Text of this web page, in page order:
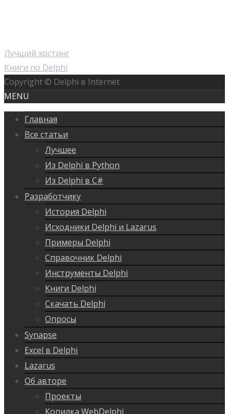
Лучший хостинг
Книги по Delphi
Copyright © Delphi в Internet
MENU
Главная
Все статьи
Лучшее
Из Delphi в Python
Из Delphi в C#
Разработчику
История Delphi
Исходники Delphi и Lazarus
Примеры Delphi
Справочник Delphi
Инструменты Delphi
Книги Delphi
Скачать Delphi
Опросы
Synapse
Excel в Delphi
Lazarus
Об авторе
Проекты
Копилка WebDelphi